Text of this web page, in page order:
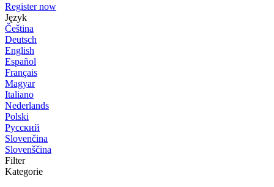
Register now
Język
Čeština
Deutsch
English
Español
Français
Magyar
Italiano
Nederlands
Polski
Русский
Slovenčina
Slovenščina
Filter
Kategorie